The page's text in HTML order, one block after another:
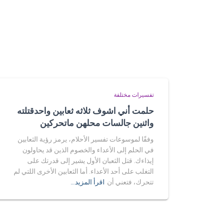
تفسيرات مختلفة
حلمت أني اشوف ثلاثه ثعابين واحدقتلته
واثنين جالسات محلهن ماتحركين
وفقًا لموسوعات تفسير الأحلام، يرمز رؤية الثعابين
في الحلم إلى الأعداء والخصوم الذين قد يحاولون
إيذاءك. قتل الثعبان الأول يشير إلى قدرتك على
التغلب على أحد الأعداء. أما الثعابين الأخرى اللتي لم
تتحرك، فتعني أن اقرأ المزيد…